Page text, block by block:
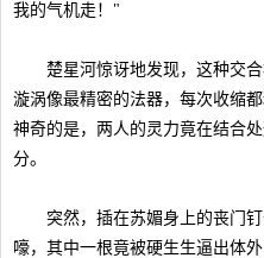
我的气机走！"
楚星河惊讶地发现，这种交
漩涡像最精密的法器，每次收缩
神奇的是，两人的灵力竟在结合
分。
突然，插在苏媚身上的丧门钉
嚎，其中一根竟被硬生生逼出体